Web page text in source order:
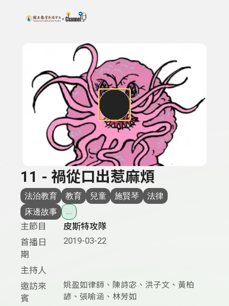
上方功能區塊
搜尋關鍵字：可輸入節目名稱、主持人或關鍵字
11 - 禍從口出惹麻煩
法治教育 教育 兒童 施賢琴
法律
床邊故事
...
主節目
皮斯特攻隊
首播日
期
2019-03-22
主持人
邀訪來
賓
姚盈如律師、陳詩宓、洪子文、黃柏
諺、張喻涵、林芳如